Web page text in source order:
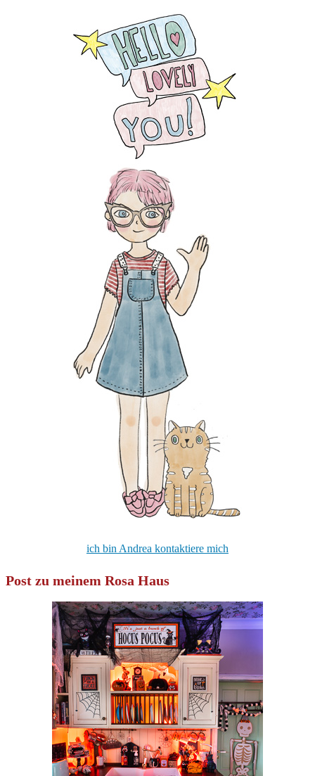
ich bin Andrea kontaktiere mich
Post zu meinem Rosa Haus